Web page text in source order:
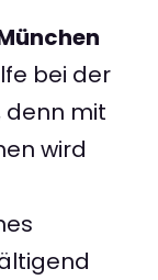
bei der
denn mit
wird